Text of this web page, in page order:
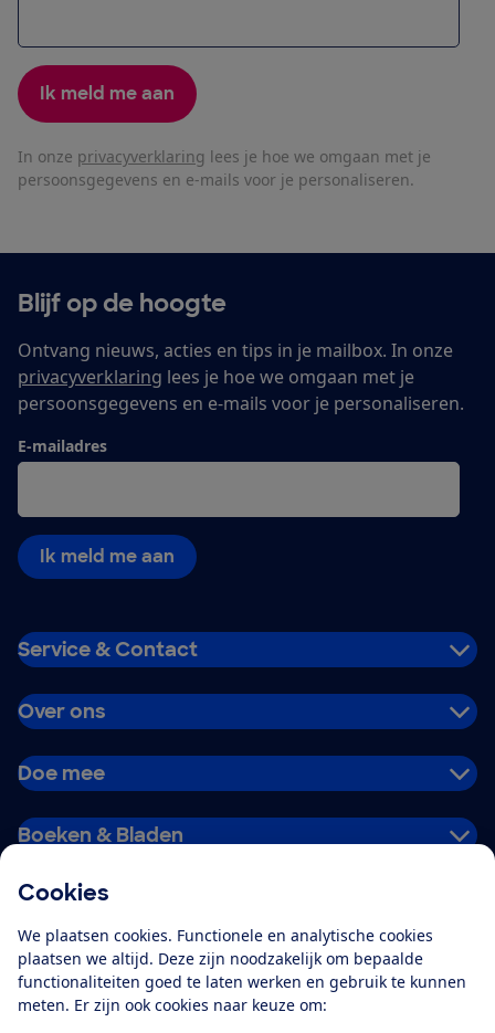
Cookies
We plaatsen cookies. Functionele en analytische cookies
plaatsen we altijd. Deze zijn noodzakelijk om bepaalde
functionaliteiten goed te laten werken en gebruik te kunnen
meten. Er zijn ook cookies naar keuze om:
Ik meld me aan
In onze privacyverklaring lees je hoe we omgaan met je
persoonsgegevens en e-mails voor je personaliseren.
Blijf op de hoogte
Ontvang nieuws, acties en tips in je mailbox. In onze
privacyverklaring lees je hoe we omgaan met je
persoonsgegevens en e-mails voor je personaliseren.
E-mailadres
Ik meld me aan
Service & Contact
Over ons
Doe mee
Boeken & Bladen
Alles over de